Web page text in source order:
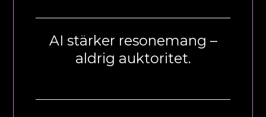
AI stärker resonemang –
aldrig auktoritet.